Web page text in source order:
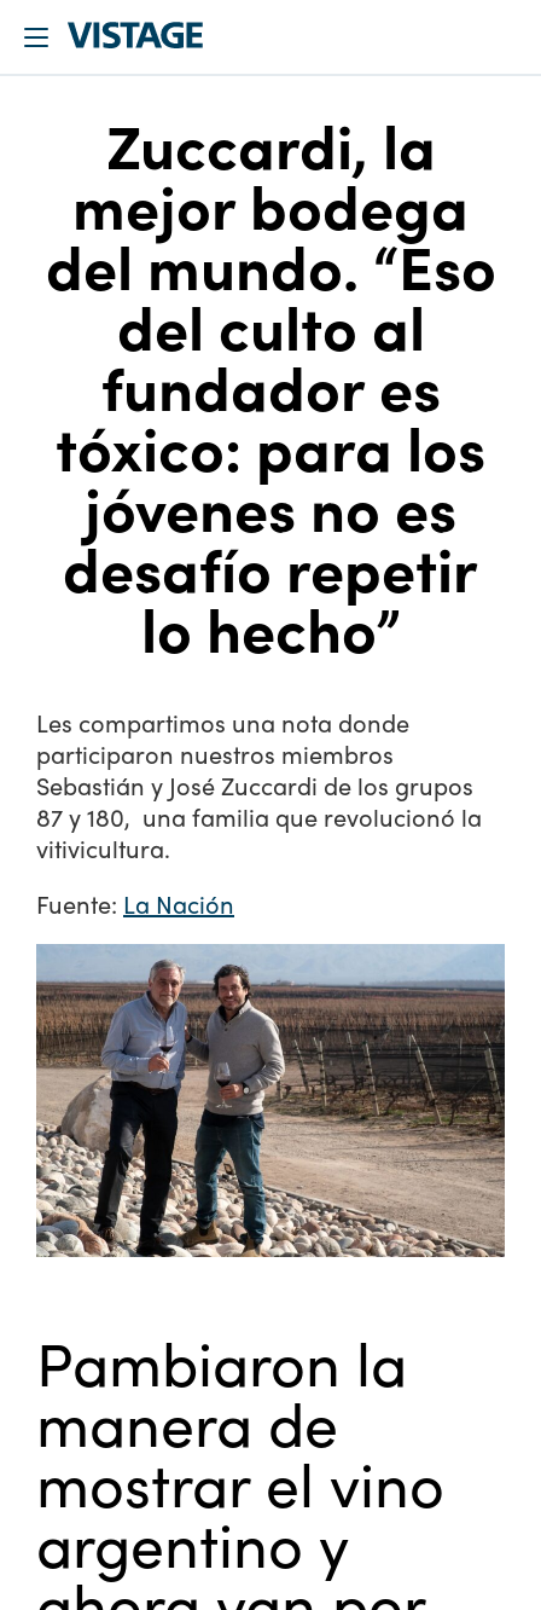
Zuccardi, la
mejor bodega
del mundo. “Eso
del culto al
fundador es
tóxico: para los
jóvenes no es
desafío repetir
lo hecho”
Les compartimos una nota donde
participaron nuestros miembros
Sebastián y José Zuccardi de los grupos
87 y 180, una familia que revolucionó la
vitivicultura.
Fuente: La Nación
Pambiaron la
manera de
mostrar el vino
argentino y